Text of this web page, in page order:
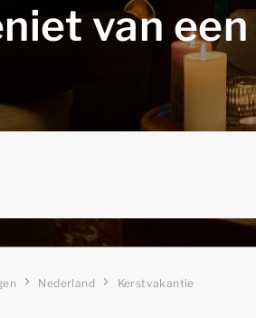
van
Nederland Kerstvakantie